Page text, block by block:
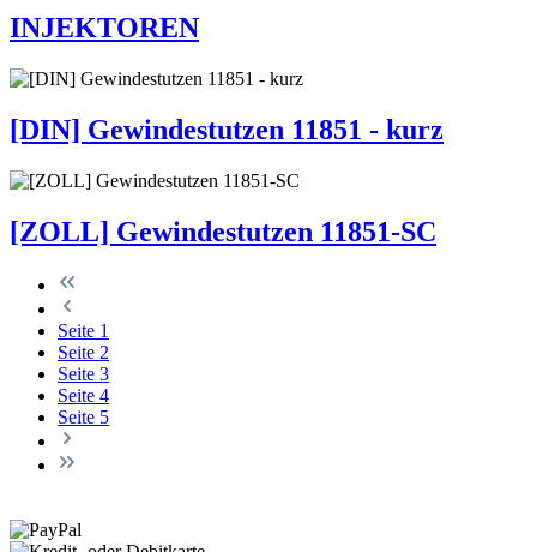
INJEKTOREN
[DIN] Gewindestutzen 11851 - kurz
[ZOLL] Gewindestutzen 11851-SC
Seite 1
Seite 2
Seite 3
Seite 4
Seite 5